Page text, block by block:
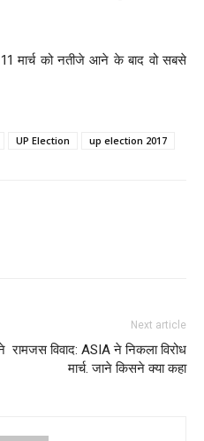
11 मार्च को नतीजे आने के बाद वो सबसे
UP Election up election 2017
Next article
रामजस विवाद: ASIA ने निकला विरोध
मार्च. जाने किसने क्या कहा